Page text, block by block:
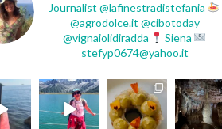
Journalist @lafinestradistefania
@agrodolce.it @cibotoday
@vignaiolidiradda
Siena
stefyp0674@yahoo.it